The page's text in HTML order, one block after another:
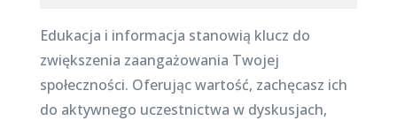
Edukacja i informacja stanowią klucz do
zwiększenia zaangażowania Twojej
społeczności. Oferując wartość, zachęcasz ich
do aktywnego uczestnictwa w dyskusjach,